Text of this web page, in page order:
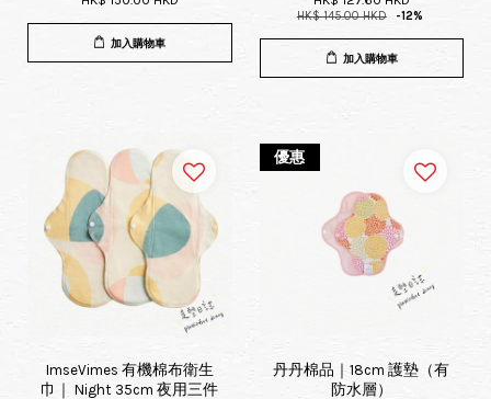
加入購物車
HK$ 145.00 HKD -12%
加入購物車
ImseVimes 有機棉布衛生
巾｜ Night 35cm 夜用三件
優惠
丹丹棉品｜18cm 護墊（有
防水層）